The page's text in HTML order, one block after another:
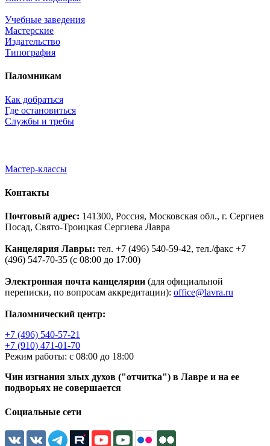
Учебные заведения
Мастерские
Издательство
Типография
Паломникам
Как добраться
Где остановиться
Службы и требы
Мастер-классы
Контакты
Почтовый адрес: 141300, Россия, Московская обл., г. Сергиев
Посад, Свято-Троицкая Сергиева Лавра
Канцелярия Лавры: тел. +7 (496) 540-59-42, тел./факс +7
(496) 547-70-35 (с 08:00 до 17:00)
Электронная почта канцелярии (для официальной
переписки, по вопросам аккредитации): office@lavra.ru
Паломнический центр:
+7 (496) 540-57-21
+7 (910) 471-01-70
Режим работы: с 08:00 до 18:00
Чин изгнания злых духов ("отчитка") в Лавре и на ее
подворьях не совершается
Социальные сети